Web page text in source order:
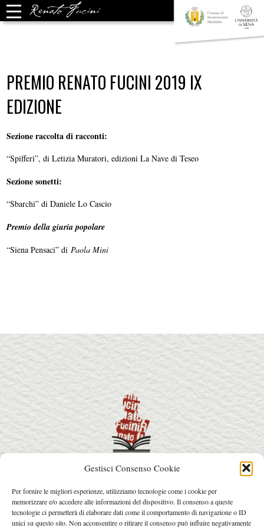
Gestisci Consenso Cookie
Per fornire le migliori esperienze, utilizziamo tecnologie come i cookie per
memorizzare e/o accedere alle informazioni del dispositivo. Il consenso a queste
tecnologie ci permetterà di elaborare dati come il comportamento di navigazione o ID
unici su questo sito. Non acconsentire o ritirare il consenso può influire negativamente
PREMIO RENATO FUCINI 2019 IX
EDIZIONE
Sezione raccolta di racconti:
“Spifferi”, di Letizia Muratori, edizioni La Nave di Teseo
Sezione sonetti:
“Sbarchi” di Daniele Lo Cascio
Premio della giuria popolare
“Siena Pensaci” di Paola Mini
info@premiorenatofucini.it
arcainfo@arcafactory.it
Tel. 0564 077031 - 328 7631017